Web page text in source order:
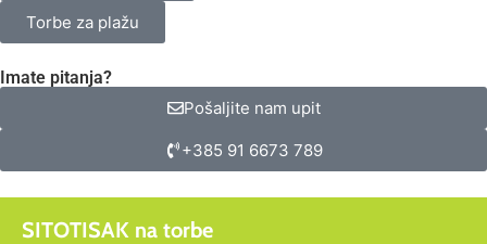
Torbe za plažu
Imate pitanja?
Pošaljite nam upit
+385 91 6673 789
SITOTISAK na torbe